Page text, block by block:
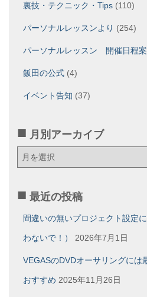
裏技・テクニック・Tips (110)
パーソナルレッスンより (254)
パーソナルレッスン 開催日程
飯田の公式 (4)
イベント告知 (37)
月別アーカイブ
月
別
カ
ブ
最近の投稿
間違いの無いプロジェクト設定
わないで！） 2026年7月1日
VEGASのDVDオーサリングに
おすすめ 2025年11月26日